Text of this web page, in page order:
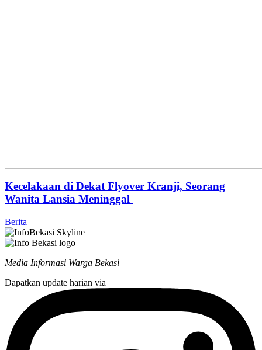
Kecelakaan di Dekat Flyover Kranji, Seorang
Wanita Lansia Meninggal
Berita
Media Informasi Warga Bekasi
Dapatkan update harian via